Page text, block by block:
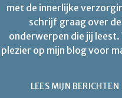
met de innerlijke
schrijf graag over de
onderwerpen die jij leest.
plezier op mijn blog voor
LEES MIJN BERICHTEN